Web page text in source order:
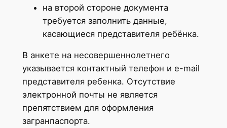
на второй стороне документа
требуется заполнить данные,
касающиеся представителя ребёнка.
В анкете на несовершеннолетнего
указывается контактный телефон и e-mail
представителя ребенка. Отсутствие
электронной почты не является
препятствием для оформления
загранпаспорта.